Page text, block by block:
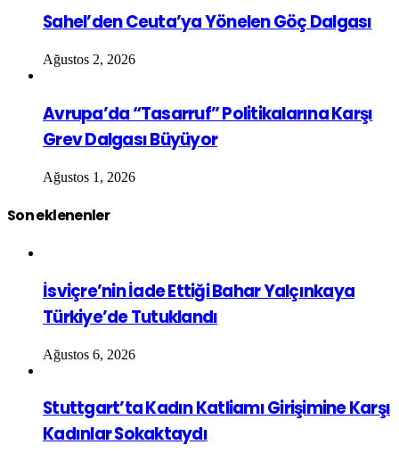
Sahel’den Ceuta’ya Yönelen Göç Dalgası
Ağustos 2, 2026
Avrupa’da “Tasarruf” Politikalarına Karşı
Grev Dalgası Büyüyor
Ağustos 1, 2026
Son eklenenler
İsviçre’nin İade Ettiği Bahar Yalçınkaya
Türkiye’de Tutuklandı
Ağustos 6, 2026
Stuttgart’ta Kadın Katliamı Girişimine Karşı
Kadınlar Sokaktaydı